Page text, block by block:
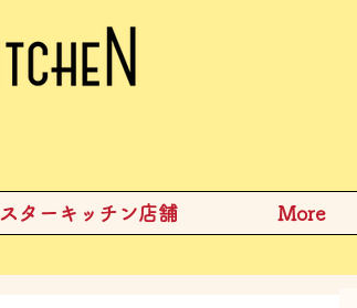
スターキッチン店舗 More